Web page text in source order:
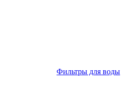
Фильтры для воды